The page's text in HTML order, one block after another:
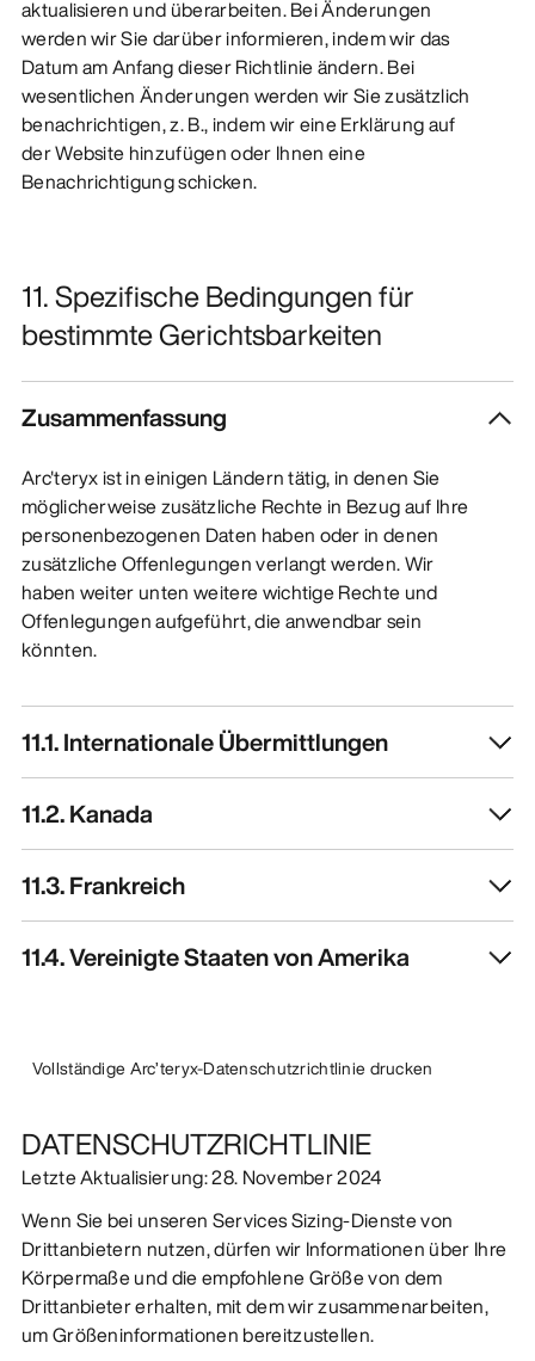
aktualisieren und überarbeiten. Bei Änderungen
werden wir Sie darüber informieren, indem wir das
Datum am Anfang dieser Richtlinie ändern. Bei
wesentlichen Änderungen werden wir Sie zusätzlich
benachrichtigen, z. B., indem wir eine Erklärung auf
der Website hinzufügen oder Ihnen eine
Benachrichtigung schicken.
11. Spezifische Bedingungen für
bestimmte Gerichtsbarkeiten
Zusammenfassung
Arc'teryx ist in einigen Ländern tätig, in denen Sie
möglicherweise zusätzliche Rechte in Bezug auf Ihre
personenbezogenen Daten haben oder in denen
zusätzliche Offenlegungen verlangt werden. Wir
haben weiter unten weitere wichtige Rechte und
Offenlegungen aufgeführt, die anwendbar sein
könnten.
11.1. Internationale Übermittlungen
11.2. Kanada
11.3. Frankreich
11.4. Vereinigte Staaten von Amerika
Vollständige Arc’teryx-Datenschutzrichtlinie drucken
DATENSCHUTZRICHTLINIE
Letzte Aktualisierung: 28. November 2024
Wenn Sie bei unseren Services Sizing-Dienste von
Drittanbietern nutzen, dürfen wir Informationen über Ihre
Körpermaße und die empfohlene Größe von dem
Drittanbieter erhalten, mit dem wir zusammenarbeiten,
um Größeninformationen bereitzustellen.